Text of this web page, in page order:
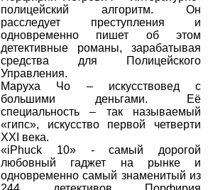
полицейский алгоритм. Он
расследует преступления и
одновременно пишет об этом
детективные романы, зарабатывая
средства для Полицейского
Управления.
Маруха Чо – искусствовед с
большими деньгами. Её
специальность – так называемый
«гипс», искусство первой четверти
XXI века.
«iPhuck 10» - самый дорогой
любовный гаджет на рынке и
одновременно самый знаменитый из